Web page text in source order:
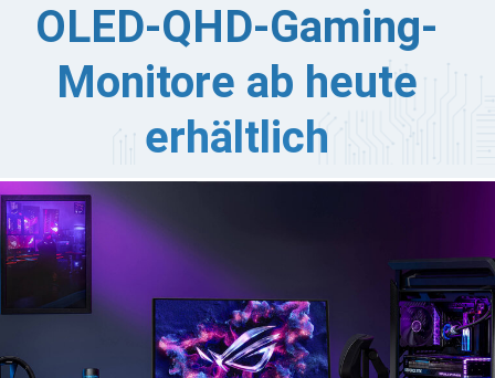
OLED-QHD-Gaming-
Monitore ab heute
erhältlich
hat heute neuen ROG Strix OLED XG27AQDMG Gen2,
und XG27AQDMES Premium-Gaming-
angekündigt. Die 27-Zoll-QHD-Monitore nutzen
OLED-Technologie, um Gamern starke
und Farben zu liefern und das in mehreren
die alle ab heute erhältlich sind.